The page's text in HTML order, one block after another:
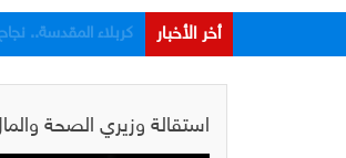
أخر الأخبار الداخلية: توقيف
استقالة وزيري الصحة